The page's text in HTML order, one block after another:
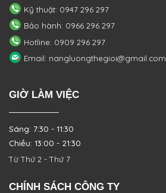
Kỹ thuật: 0947 296 297
Bảo hành: 0966 296 297
Hotline: 0909 296 297
Email: nangluongthegioi@gmail.com
GIỜ LÀM VIỆC
Sáng: 7:30 - 11:30
Chiều: 13:00 - 21:30
Từ Thứ 2 - Thứ 7
CHÍNH SÁCH CÔNG TY